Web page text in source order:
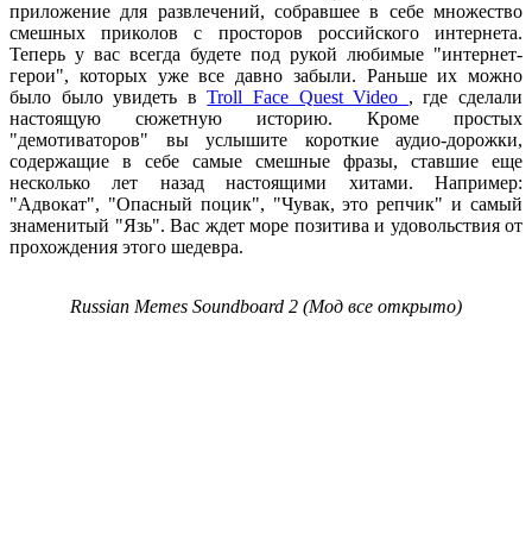
приложение для развлечений, собравшее в себе множество
смешных приколов с просторов российского интернета.
Теперь у вас всегда будете под рукой любимые "интернет-
герои", которых уже все давно забыли. Раньше их можно
было было увидеть вTroll Face Quest Video , где сделали
настоящую сюжетную историю. Кроме простых
"демотиваторов" вы услышите короткие аудио-дорожки,
содержащие в себе самые смешные фразы, ставшие еще
несколько лет назад настоящими хитами. Например:
"Адвокат", "Опасный поцик", "Чувак, это репчик" и самый
знаменитый "Язь". Вас ждет море позитива и удовольствия от
прохождения этого шедевра.
Russian Memes Soundboard 2 (Мод все открыто)